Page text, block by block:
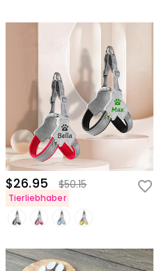
$26.95 $50.15
Tierliebhaber